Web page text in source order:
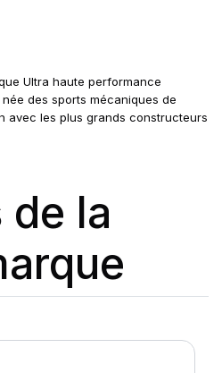
Ultra haute performance
des sports mécaniques de
avec les plus grands constructeurs
de la